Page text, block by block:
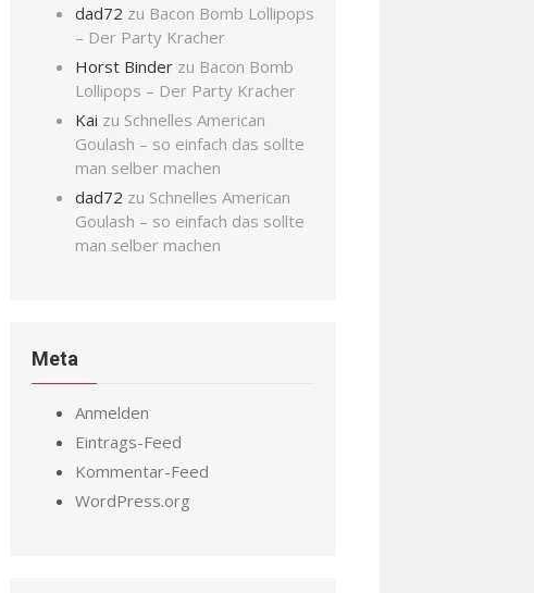
dad72 zu Bacon Bomb Lollipops
– Der Party Kracher
Horst Binder zu Bacon Bomb
Lollipops – Der Party Kracher
Kai zu Schnelles American
Goulash – so einfach das sollte
man selber machen
dad72 zu Schnelles American
Goulash – so einfach das sollte
man selber machen
Meta
Anmelden
Eintrags-Feed
Kommentar-Feed
WordPress.org